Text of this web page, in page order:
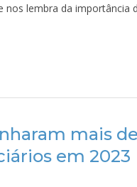
nos lembra da importância
mais
em 2023